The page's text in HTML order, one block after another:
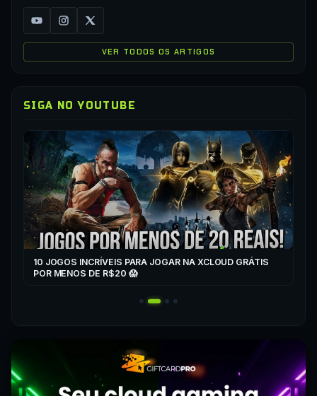
VER TODOS OS ARTIGOS
SIGA NO YOUTUBE
10 JOGOS INCRÍVEIS PARA JOGAR NA XCLOUD GRÁTIS
POR MENOS DE R$20 😱